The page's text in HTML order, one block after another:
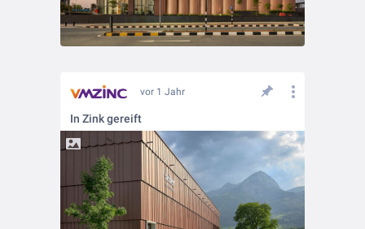
vor 1 Jahr
In Zink gereift